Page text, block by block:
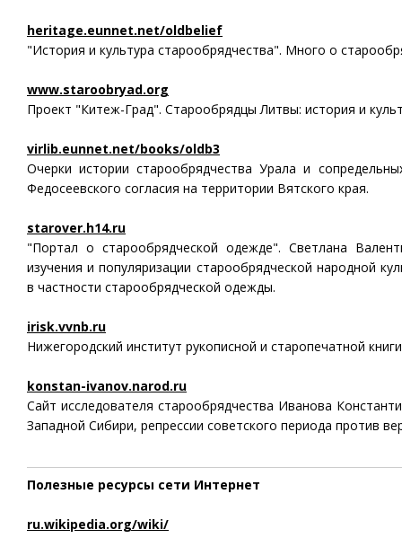
heritage.eunnet.net/oldbelief
"История и культура старообрядчества". Много о
www.staroobryad.org
Проект "Китеж-Град". Старообрядцы Литвы: история и
virlib.eunnet.net/books/oldb3
Очерки истории старообрядчества Урала и
Федосеевского согласия на территории Вятского края.
starover.h14.ru
"Портал о старообрядческой одежде". Светлана
изучения и популяризации старообрядческой народной
в частности старообрядческой одежды.
irisk.vvnb.ru
Нижегородский институт рукописной и старопечатной
konstan-ivanov.narod.ru
Cайт исследователя старообрядчества Иванова
Западной Сибири, репрессии советского периода против
Полезные ресурсы сети Интернет
ru.wikipedia.org/wiki/